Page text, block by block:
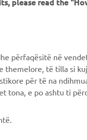
Yamaha
Yamaha
përfaqësitë në
themelore, të tilla si
për të na
tona, e po ashtu ti